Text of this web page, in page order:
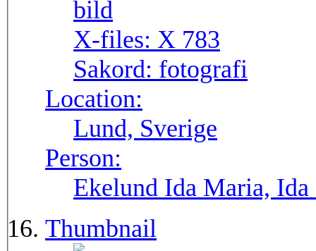
X-files: X 783
Sakord: fotografi
Location:
Lund, Sverige
Person:
Ekelund Ida Maria, Ida
Thumbnail